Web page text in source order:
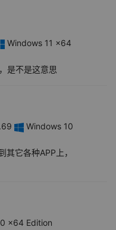
Windows 11 x64
是不是这意思
Windows 10
其它各种APP上，
x64 Edition